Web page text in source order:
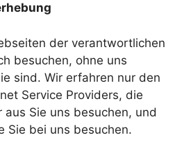
der verantwortlichen
besuchen, ohne uns
sind. Wir erfahren nur den
Service Providers, die
aus Sie uns besuchen, und
Sie bei uns besuchen.